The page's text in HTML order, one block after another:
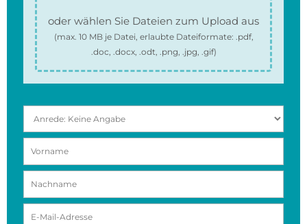
oder wählen Sie Dateien zum Upload aus
(max. 10 MBje Datei, erlaubte Dateiformate: .pdf,
.doc, .docx, .odt, .png, .jpg, .gif)